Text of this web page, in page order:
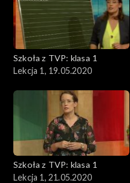
Szkoła z TVP: klasa 1
Lekcja 1, 19.05.2020
Szkoła z TVP: klasa 1
Lekcja 1, 21.05.2020